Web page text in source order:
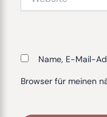
Name, E-Mail-
Browser für meinen